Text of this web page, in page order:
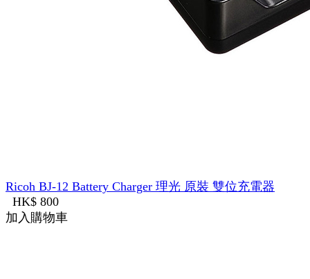
Ricoh BJ-12 Battery Charger 理光 原裝 雙位充電器
HK$ 800
加入購物車